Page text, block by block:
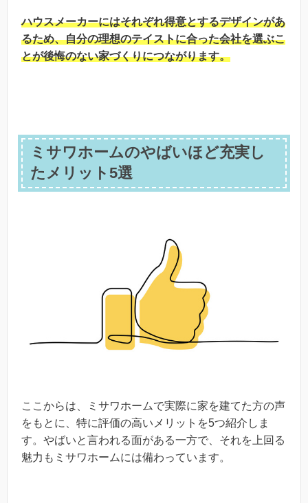
ハウスメーカーにはそれぞれ得意とするデザインがあ
るため、自分の理想のテイストに合った会社を選ぶこ
とが後悔のない家づくりにつながります。
ミサワホームのやばいほど充実し
たメリット5選
ここからは、ミサワホームで実際に家を建てた方の声
をもとに、特に評価の高いメリットを5つ紹介しま
す。やばいと言われる面がある一方で、それを上回る
魅力もミサワホームには備わっています。